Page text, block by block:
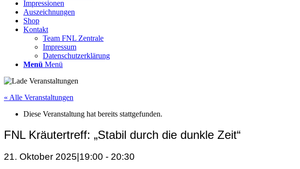
Impressionen
Auszeichnungen
Shop
Kontakt
Team FNL Zentrale
Impressum
Datenschutzerklärung
Menü Menü
« Alle Veranstaltungen
Diese Veranstaltung hat bereits stattgefunden.
FNL Kräutertreff: „Stabil durch die dunkle Zeit“
21. Oktober 2025|19:00 - 20:30